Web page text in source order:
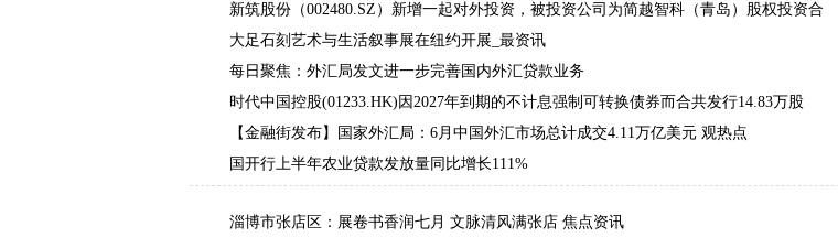
新筑股份（002480.SZ）新增一起对外投资，被投资公司为简越智科（青岛）股权投资合
伙企业（有限合伙）_今日报
大足石刻艺术与生活叙事展在纽约开展_最资讯
每日聚焦：外汇局发文进一步完善国内外汇贷款业务
时代中国控股(01233.HK)因2027年到期的不计息强制可转换债券而合共发行14.83万股
【金融街发布】国家外汇局：6月中国外汇市场总计成交4.11万亿美元 观热点
国开行上半年农业贷款发放量同比增长111%
淄博市张店区：展卷书香润七月 文脉清风满张店 焦点资讯